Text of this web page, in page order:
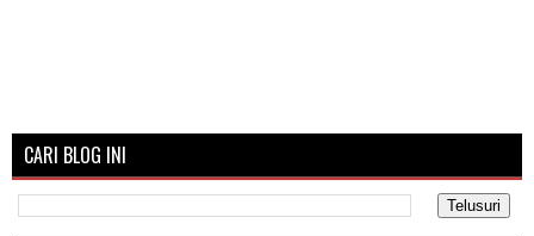
CARI BLOG INI